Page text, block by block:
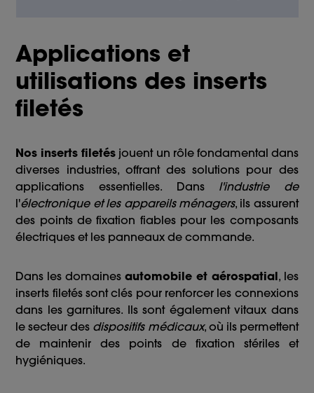
Applications et
utilisations des inserts
filetés
Nos inserts filetés jouent un rôle fondamental dans
diverses industries, offrant des solutions pour des
applications essentielles. Dans l'industrie de
l'électronique et les appareils ménagers, ils assurent
des points de fixation fiables pour les composants
électriques et les panneaux de commande.
Dans les domaines automobile et aérospatial, les
inserts filetés sont clés pour renforcer les connexions
dans les garnitures. Ils sont également vitaux dans
le secteur des dispositifs médicaux, où ils permettent
de maintenir des points de fixation stériles et
hygiéniques.